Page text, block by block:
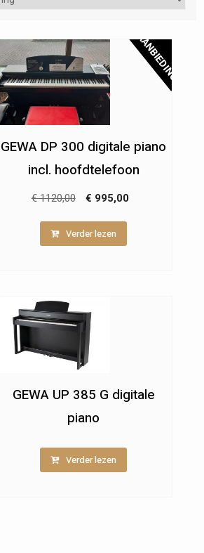
AANBIEDING!
GEWA DP 300 digitale piano
incl. hoofdtelefoon
€1120,00
Oorspronkelijke
was:
€ 995,00
Verder lezen
GEWA UP 385 G digitale
piano
Verder lezen